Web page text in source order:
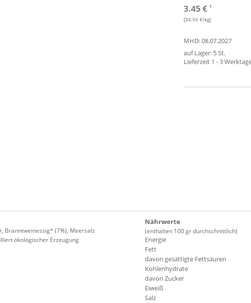
3.45 € 1
[34.50 €/kg]
MHD: 08.07.2027
auf Lager: 5 St.
Lieferzeit 1 - 3
Branntweinessig* (7%), Meersalz
ökologischer Erzeugung
Nährwerte
(enthalten 100 gr durchschnittlich)
Energie
Fett
davon gesättigte Fettsäuren
Kohlenhydrate
davon Zucker
Eiweiß
Salz